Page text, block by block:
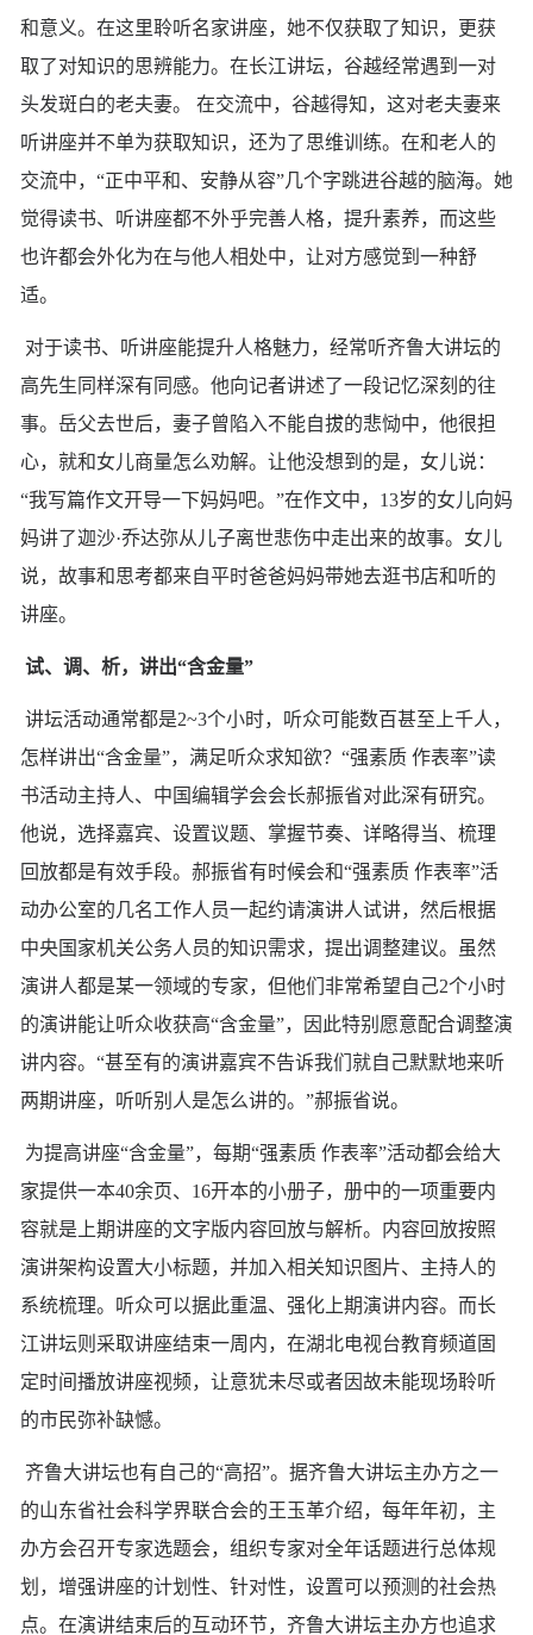
和意义。在这里聆听名家讲座，她不仅获取了知识，更获
取了对知识的思辨能力。在长江讲坛，谷越经常遇到一对
头发斑白的老夫妻。 在交流中，谷越得知，这对老夫妻来
听讲座并不单为获取知识，还为了思维训练。在和老人的
交流中，“正中平和、安静从容”几个字跳进谷越的脑海。她
觉得读书、听讲座都不外乎完善人格，提升素养，而这些
也许都会外化为在与他人相处中，让对方感觉到一种舒
适。
对于读书、听讲座能提升人格魅力，经常听齐鲁大讲坛的
高先生同样深有同感。他向记者讲述了一段记忆深刻的往
事。岳父去世后，妻子曾陷入不能自拔的悲恸中，他很担
心，就和女儿商量怎么劝解。让他没想到的是，女儿说：
“我写篇作文开导一下妈妈吧。”在作文中，13岁的女儿向妈
妈讲了迦沙·乔达弥从儿子离世悲伤中走出来的故事。女儿
说，故事和思考都来自平时爸爸妈妈带她去逛书店和听的
讲座。
试、调、析，讲出“含金量”
讲坛活动通常都是2~3个小时，听众可能数百甚至上千人，
怎样讲出“含金量”，满足听众求知欲？“强素质 作表率”读
书活动主持人、中国编辑学会会长郝振省对此深有研究。
他说，选择嘉宾、设置议题、掌握节奏、详略得当、梳理
回放都是有效手段。郝振省有时候会和“强素质 作表率”活
动办公室的几名工作人员一起约请演讲人试讲，然后根据
中央国家机关公务人员的知识需求，提出调整建议。虽然
演讲人都是某一领域的专家，但他们非常希望自己2个小时
的演讲能让听众收获高“含金量”，因此特别愿意配合调整演
讲内容。“甚至有的演讲嘉宾不告诉我们就自己默默地来听
两期讲座，听听别人是怎么讲的。”郝振省说。
为提高讲座“含金量”，每期“强素质 作表率”活动都会给大
家提供一本40余页、16开本的小册子，册中的一项重要内
容就是上期讲座的文字版内容回放与解析。内容回放按照
演讲架构设置大小标题，并加入相关知识图片、主持人的
系统梳理。听众可以据此重温、强化上期演讲内容。而长
江讲坛则采取讲座结束一周内，在湖北电视台教育频道固
定时间播放讲座视频，让意犹未尽或者因故未能现场聆听
的市民弥补缺憾。
齐鲁大讲坛也有自己的“高招”。据齐鲁大讲坛主办方之一
的山东省社会科学界联合会的王玉革介绍，每年年初，主
办方会召开专家选题会，组织专家对全年话题进行总体规
划，增强讲座的计划性、针对性，设置可以预测的社会热
点。在演讲结束后的互动环节，齐鲁大讲坛主办方也追求